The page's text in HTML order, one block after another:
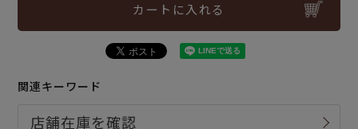
カートに入れる
関連キーワード